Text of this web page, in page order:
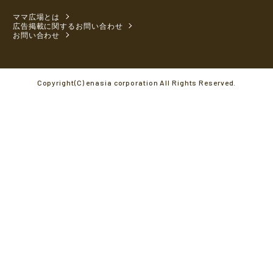
ママ広場とは
広告掲載に関するお問い合わせ
お問い合わせ
Copyright(C) enasia corporation All Rights Reserved.